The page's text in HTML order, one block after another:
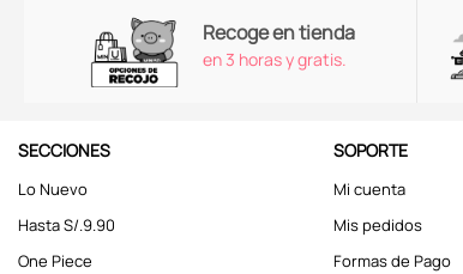
Recoge en tienda
en 3 horas y gratis.
SECCIONES
Lo Nuevo
Hasta S/.9.90
One Piece
SOPORTE
Mi cuenta
Mis pedidos
Formas de Pago